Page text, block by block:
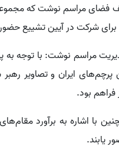
فضای مراسم نوشت که
برای شرکت در آیین تشییع
ایران و تصاویر
فراهم بود.
یابند.